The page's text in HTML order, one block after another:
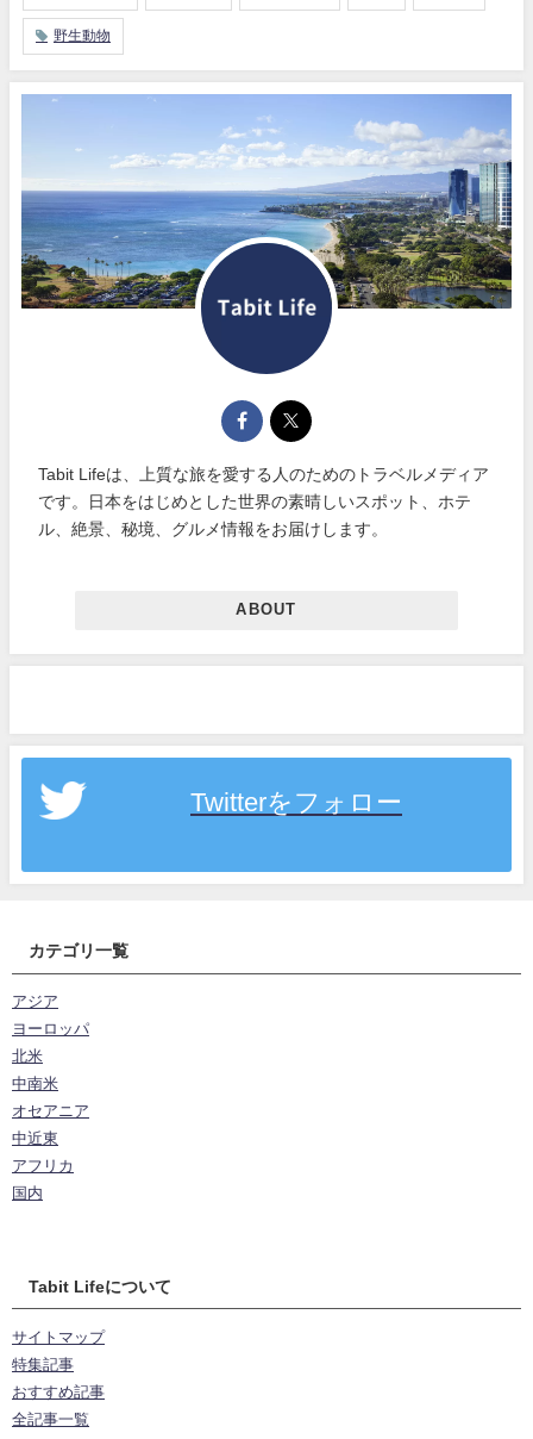
野生動物
Tabit Lifeは、上質な旅を愛する人のためのトラベルメディア
です。日本をはじめとした世界の素晴しいスポット、ホテ
ル、絶景、秘境、グルメ情報をお届けします。
ABOUT
Twitterをフォロー
カテゴリ一覧
アジア
ヨーロッパ
北米
中南米
オセアニア
中近東
アフリカ
国内
Tabit Lifeについて
サイトマップ
特集記事
おすすめ記事
全記事一覧